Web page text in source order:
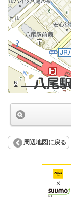
周辺地図に戻る